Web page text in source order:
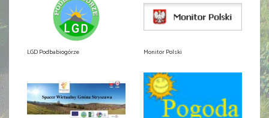
LGD Podbabiogórze Monitor Polski